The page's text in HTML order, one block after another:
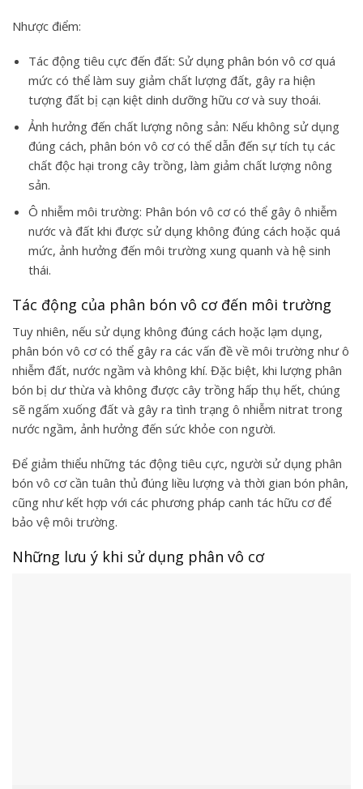
Nhược điểm:
Tác động tiêu cực đến đất: Sử dụng phân bón vô cơ quá
mức có thể làm suy giảm chất lượng đất, gây ra hiện
tượng đất bị cạn kiệt dinh dưỡng hữu cơ và suy thoái.
Ảnh hưởng đến chất lượng nông sản: Nếu không sử dụng
đúng cách, phân bón vô cơ có thể dẫn đến sự tích tụ các
chất độc hại trong cây trồng, làm giảm chất lượng nông
sản.
Ô nhiễm môi trường: Phân bón vô cơ có thể gây ô nhiễm
nước và đất khi được sử dụng không đúng cách hoặc quá
mức, ảnh hưởng đến môi trường xung quanh và hệ sinh
thái.
Tác động của phân bón vô cơ đến môi trường
Tuy nhiên, nếu sử dụng không đúng cách hoặc lạm dụng,
phân bón vô cơ có thể gây ra các vấn đề về môi trường như ô
nhiễm đất, nước ngầm và không khí. Đặc biệt, khi lượng phân
bón bị dư thừa và không được cây trồng hấp thụ hết, chúng
sẽ ngấm xuống đất và gây ra tình trạng ô nhiễm nitrat trong
nước ngầm, ảnh hưởng đến sức khỏe con người.
Để giảm thiểu những tác động tiêu cực, người sử dụng phân
bón vô cơ cần tuân thủ đúng liều lượng và thời gian bón phân,
cũng như kết hợp với các phương pháp canh tác hữu cơ để
bảo vệ môi trường.
Những lưu ý khi sử dụng phân vô cơ